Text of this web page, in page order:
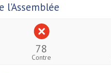
l'Assemblée
78
Contre